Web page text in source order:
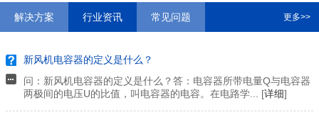
解决方案 行业资讯 常见问题 更多>>
新风机电容器的定义是什么？
问：新风机电容器的定义是什么？答：电容器所带电量Q与电容器
两极间的电压U的比值，叫电容器的电容。在电路学... [详细]